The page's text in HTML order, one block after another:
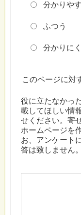
分かりや
ふつう
分かりに
このページに対
役に立たなかっ
載してほしい情
せください。寄
ホームページを
お、アンケート
答は致しません。